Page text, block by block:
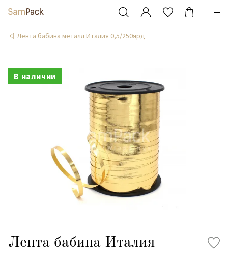
Лента бабина металл Италия 0,5/250ярд
В наличии
Лента бабина Италия